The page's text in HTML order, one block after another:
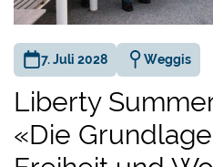
Präsentation von Dr.
«Der freie Markt als
7. Juli 2028 Weggis
Liberty
«Die